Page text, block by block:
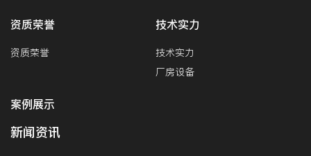
资质荣誉
资质荣誉
技术实力
技术实力
厂房设备
案例展示
新闻资讯